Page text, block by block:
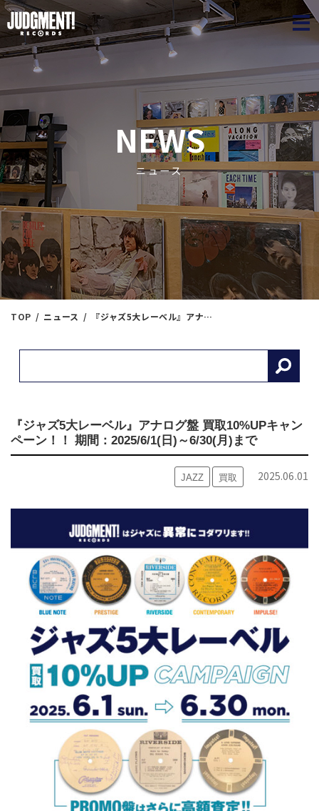
NEWS
ニュース
TOP ニュース 『ジャズ5大レーベル』アナログ盤 買取10%UPキャンペーン！！ 期間：2025/6/1(日)～6/30(月)まで
『ジャズ5大レーベル』アナログ盤 買取10%UPキャン
ペーン！！ 期間：2025/6/1(日)～6/30(月)まで
JAZZ 買取 2025.06.01